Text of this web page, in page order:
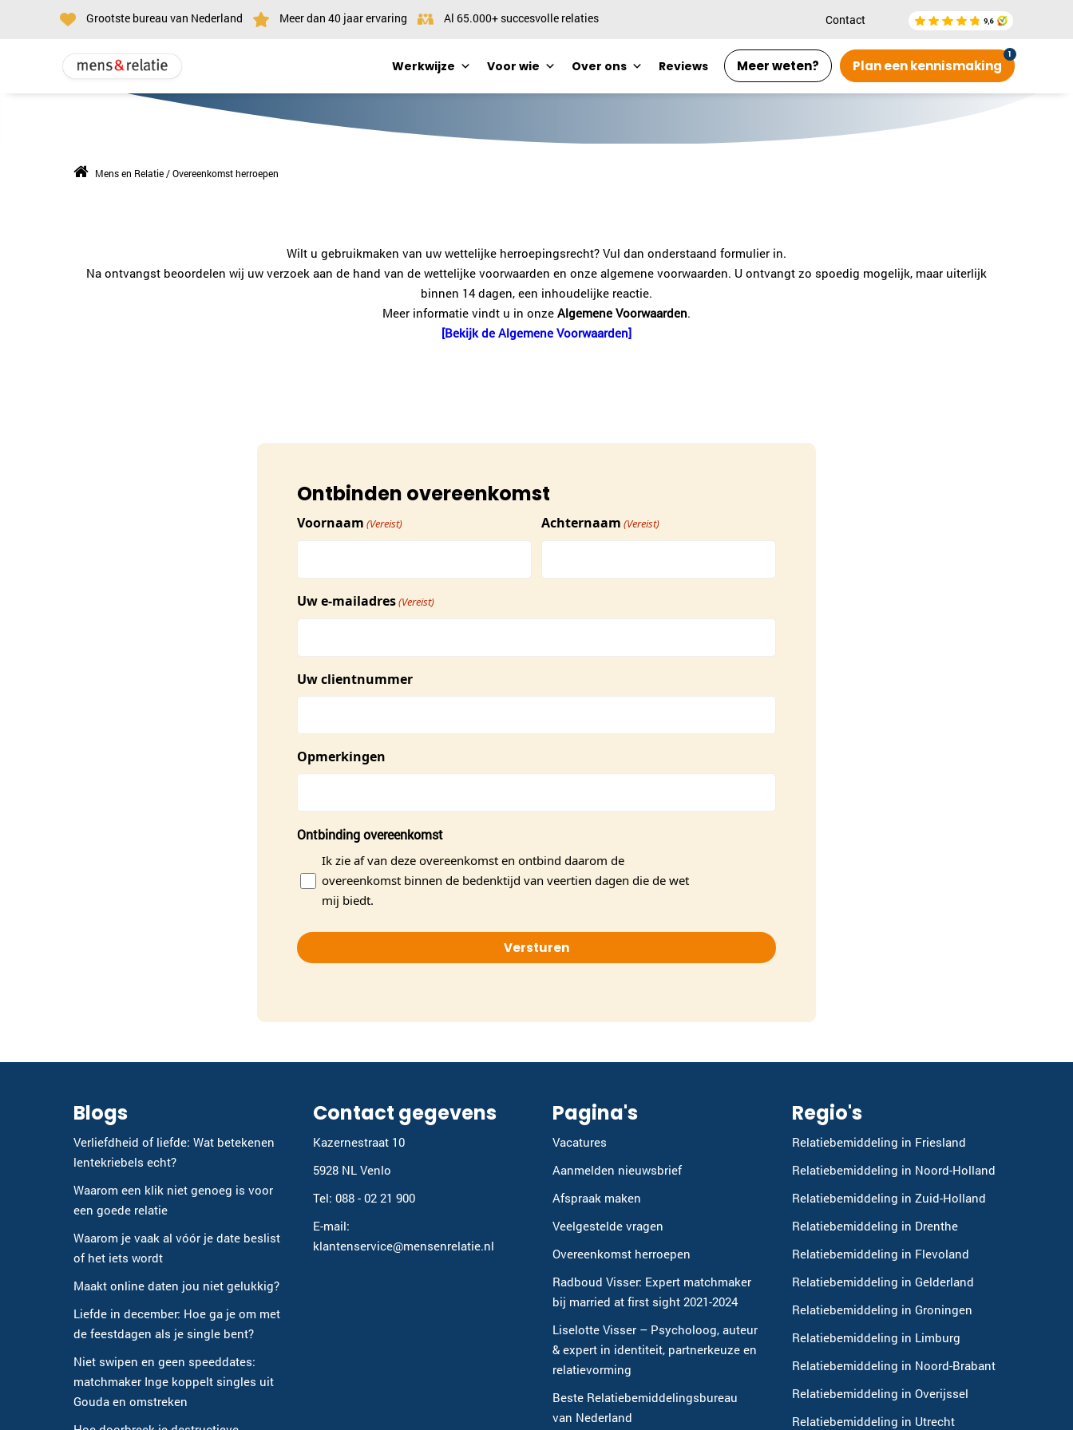
Grootste bureau van Nederland Meer dan 40 jaar ervaring Al 65.000+ succesvolle relaties Contact
Werkwijze Voor wie Over ons Reviews Meer weten? Plan een kennismaking
Mens en Relatie /Overeenkomst herroepen
Wilt u gebruikmaken van uw wettelijke herroepingsrecht? Vul dan onderstaand formulier in.
Na ontvangst beoordelen wij uw verzoek aan de hand van de wettelijke voorwaarden en onze algemene voorwaarden. U ontvangt zo spoedig mogelijk, maar uiterlijk
binnen 14 dagen, een inhoudelijke reactie.
Meer informatie vindt u in onze Algemene Voorwaarden.
[Bekijk de Algemene Voorwaarden]
Ontbinden overeenkomst
Voornaam (Vereist) Achternaam (Vereist)
Uw e-mailadres(Vereist)
Uw clientnummer
Opmerkingen
Ontbinding overeenkomst
Ik zie af van deze overeenkomst en ontbind daarom de
overeenkomst binnen de bedenktijd van veertien dagen die de wet
mij biedt.
Blogs
Verliefdheid of liefde: Wat betekenen
lentekriebels echt?
Waarom een klik niet genoeg is voor
een goede relatie
Waarom je vaak al vóór je date beslist
of het iets wordt
Maakt online daten jou niet gelukkig?
Liefde in december: Hoe ga je om met
de feestdagen als je single bent?
Niet swipen en geen speeddates:
matchmaker Inge koppelt singles uit
Gouda en omstreken
Contact gegevens
Kazernestraat 10
5928 NL Venlo
Tel: 088 - 02 21 900
E-mail:
klantenservice@mensenrelatie.nl
Pagina's
Vacatures
Aanmelden nieuwsbrief
Afspraak maken
Veelgestelde vragen
Overeenkomst herroepen
Radboud Visser: Expert matchmaker
bij married at first sight 2021-2024
Liselotte Visser – Psycholoog, auteur
& expert in identiteit, partnerkeuze en
relatievorming
Beste Relatiebemiddelingsbureau
van Nederland
Regio's
Relatiebemiddeling in Friesland
Relatiebemiddeling in Noord-Holland
Relatiebemiddeling in Zuid-Holland
Relatiebemiddeling in Drenthe
Relatiebemiddeling in Flevoland
Relatiebemiddeling in Gelderland
Relatiebemiddeling in Groningen
Relatiebemiddeling in Limburg
Relatiebemiddeling in Noord-Brabant
Relatiebemiddeling in Overijssel
Relatiebemiddeling in Utrecht